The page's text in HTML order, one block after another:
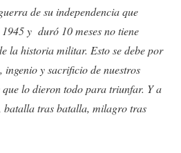
de su independencia que
y duró 10 meses no tiene
la historia militar. Esto se debe por
y sacrificio de nuestros
que lo dieron todo para triunfar. Y a
tras batalla, milagro tras